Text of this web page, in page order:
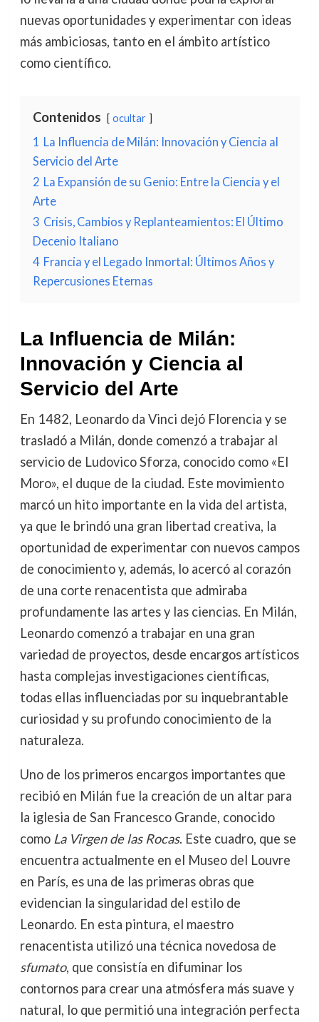
nuevas oportunidades y experimentar con ideas
más ambiciosas, tanto en el ámbito artístico
como científico.
Contenidos ocultar
1 La Influencia de Milán: Innovación y Ciencia al
Servicio del Arte
2 La Expansión de su Genio: Entre la Ciencia y el
Arte
3 Crisis, Cambios y Replanteamientos: El Último
Decenio Italiano
4 Francia y el Legado Inmortal: Últimos Años y
Repercusiones Eternas
La Influencia de Milán:
Innovación y Ciencia al
Servicio del Arte
En 1482, Leonardo da Vinci dejó Florencia y se
trasladó a Milán, donde comenzó a trabajar al
servicio de Ludovico Sforza, conocido como «El
Moro», el duque de la ciudad. Este movimiento
marcó un hito importante en la vida del artista,
ya que le brindó una gran libertad creativa, la
oportunidad de experimentar con nuevos campos
de conocimiento y, además, lo acercó al corazón
de una corte renacentista que admiraba
profundamente las artes y las ciencias. En Milán,
Leonardo comenzó a trabajar en una gran
variedad de proyectos, desde encargos artísticos
hasta complejas investigaciones científicas,
todas ellas influenciadas por su inquebrantable
curiosidad y su profundo conocimiento de la
naturaleza.
Uno de los primeros encargos importantes que
recibió en Milán fue la creación de un altar para
la iglesia de San Francesco Grande, conocido
como La Virgen de las Rocas. Este cuadro, que se
encuentra actualmente en el Museo del Louvre
en París, es una de las primeras obras que
evidencian la singularidad del estilo de
Leonardo. En esta pintura, el maestro
renacentista utilizó una técnica novedosa de
sfumato, que consistía en difuminar los
contornos para crear una atmósfera más suave y
natural, lo que permitió una integración perfecta